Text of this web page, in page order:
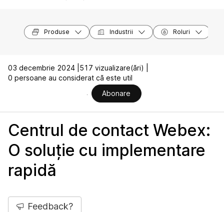
Produse Industrii Roluri
03 decembrie 2024 | 517 vizualizare(ări) |
0 persoane au considerat că este util
Abonare
Centrul de contact Webex:
O soluție cu implementare
rapidă
Feedback?